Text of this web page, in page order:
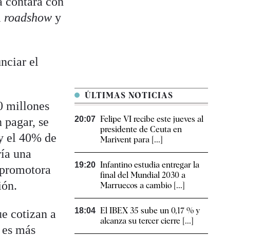
roadshow y
el
millones
se
el 40% de
una
cotizan a
más
ÚLTIMAS NOTICIAS
20:07 Felipe VI recibe este jueves al
presidente de Ceuta en
Marivent para [...]
19:20 Infantino estudia entregar la
final del Mundial 2030 a
Marruecos a cambio [...]
18:04 El IBEX 35 sube un 0,17 % y
alcanza su tercer cierre [...]